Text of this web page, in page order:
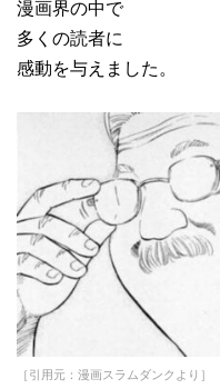
漫画界の中で
多くの読者に
感動を与えました。
［引用元：漫画スラムダンクより］